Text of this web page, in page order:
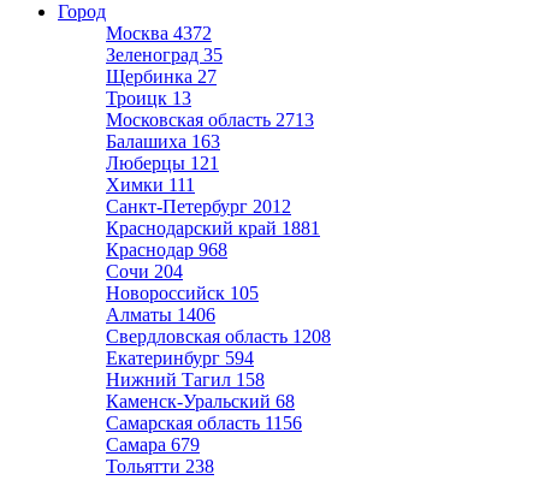
Город
Москва 4372
Зеленоград 35
Щербинка 27
Троицк 13
Московская область 2713
Балашиха 163
Люберцы 121
Химки 111
Санкт-Петербург 2012
Краснодарский край 1881
Краснодар 968
Сочи 204
Новороссийск 105
Алматы 1406
Свердловская область 1208
Екатеринбург 594
Нижний Тагил 158
Каменск-Уральский 68
Самарская область 1156
Самара 679
Тольятти 238